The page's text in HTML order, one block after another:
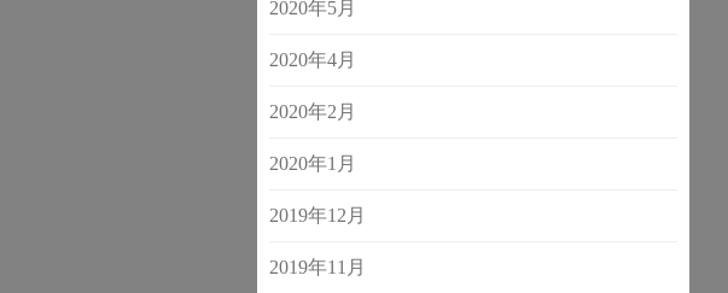
2020年5月
2020年4月
2020年2月
2020年1月
2019年12月
2019年11月